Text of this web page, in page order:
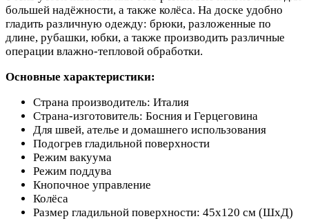
большей надёжности, а также колёса. На доске удобно
гладить различную одежду: брюки, разложенные по
длине, рубашки, юбки, а также производить различные
операции влажно-тепловой обработки.
Основные характеристики:
Страна производитель: Италия
Страна-изготовитель: Босния и Герцеговина
Для швей, ателье и домашнего использования
Подогрев гладильной поверхности
Режим вакуума
Режим поддува
Кнопочное управление
Колёса
Размер гладильной поверхности: 45х120 см (ШхД)